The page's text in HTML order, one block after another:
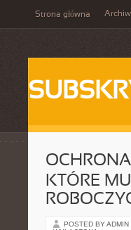
Strona główna
KTÓRE
POSTED BY ADMIN